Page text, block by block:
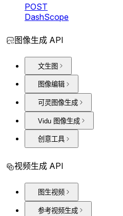
POST
DashScope
图像生成 API
文生图
图像编辑
可灵图像生成
Vidu 图像生成
创意工具
视频生成 API
图生视频
参考视频生成